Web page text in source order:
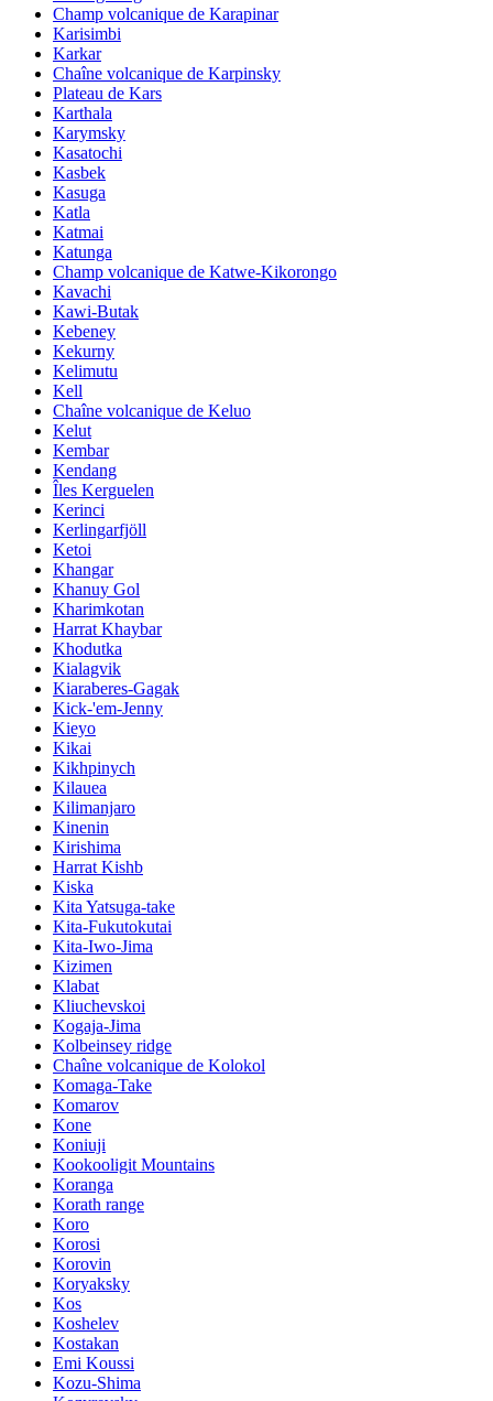
Champ volcanique de Karapinar
Karisimbi
Karkar
Chaîne volcanique de Karpinsky
Plateau de Kars
Karthala
Karymsky
Kasatochi
Kasbek
Kasuga
Katla
Katmai
Katunga
Champ volcanique de Katwe-Kikorongo
Kavachi
Kawi-Butak
Kebeney
Kekurny
Kelimutu
Kell
Chaîne volcanique de Keluo
Kelut
Kembar
Kendang
Îles Kerguelen
Kerinci
Kerlingarfjöll
Ketoi
Khangar
Khanuy Gol
Kharimkotan
Harrat Khaybar
Khodutka
Kialagvik
Kiaraberes-Gagak
Kick-'em-Jenny
Kieyo
Kikai
Kikhpinych
Kilauea
Kilimanjaro
Kinenin
Kirishima
Harrat Kishb
Kiska
Kita Yatsuga-take
Kita-Fukutokutai
Kita-Iwo-Jima
Kizimen
Klabat
Kliuchevskoi
Kogaja-Jima
Kolbeinsey ridge
Chaîne volcanique de Kolokol
Komaga-Take
Komarov
Kone
Koniuji
Kookooligit Mountains
Koranga
Korath range
Koro
Korosi
Korovin
Koryaksky
Kos
Koshelev
Kostakan
Emi Koussi
Kozu-Shima